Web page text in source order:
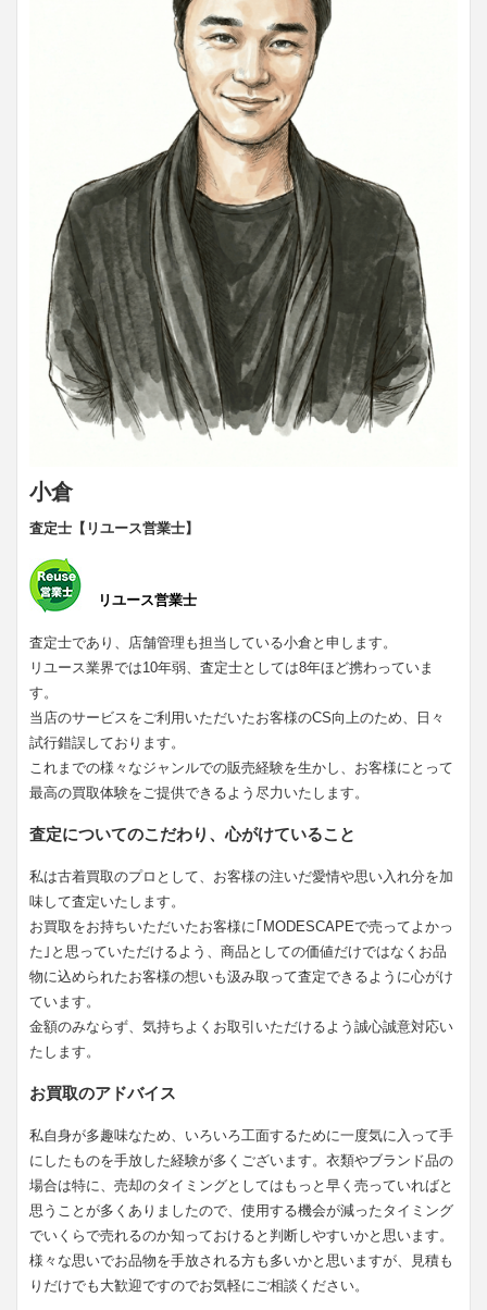
小倉
査定士【リユース営業士】
リユース営業士
査定士であり、店舗管理も担当している小倉と申します。
リユース業界では10年弱、査定士としては8年ほど携わっていま
す。
当店のサービスをご利用いただいたお客様のCS向上のため、日々
試行錯誤しております。
これまでの様々なジャンルでの販売経験を生かし、お客様にとって
最高の買取体験をご提供できるよう尽力いたします。
査定についてのこだわり、心がけていること
私は古着買取のプロとして、お客様の注いだ愛情や思い入れ分を加
味して査定いたします。
お買取をお持ちいただいたお客様に｢MODESCAPEで売ってよかっ
た｣と思っていただけるよう、商品としての価値だけではなくお品
物に込められたお客様の想いも汲み取って査定できるように心がけ
ています。
金額のみならず、気持ちよくお取引いただけるよう誠心誠意対応い
たします。
お買取のアドバイス
私自身が多趣味なため、いろいろ工面するために一度気に入って手
にしたものを手放した経験が多くございます。衣類やブランド品の
場合は特に、売却のタイミングとしてはもっと早く売っていればと
思うことが多くありましたので、使用する機会が減ったタイミング
でいくらで売れるのか知っておけると判断しやすいかと思います。
様々な思いでお品物を手放される方も多いかと思いますが、見積も
りだけでも大歓迎ですのでお気軽にご相談ください。